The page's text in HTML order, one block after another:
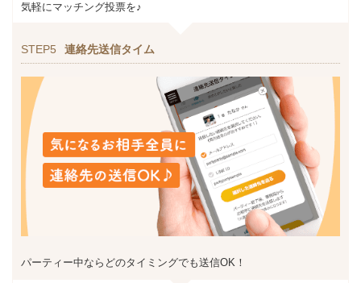
気軽にマッチング投票を♪
STEP5 連絡先送信タイム
パーティー中ならどのタイミングでも送信OK！